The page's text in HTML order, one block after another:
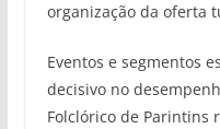
organização da oferta
Eventos e segmentos
decisivo no
Folclórico de Parintins